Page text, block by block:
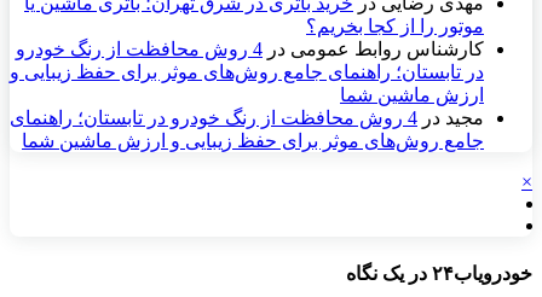
موتور را از کجا بخریم؟
کارشناس روابط عمومی در
4 روش محافظت از رنگ خودرو
در تابستان؛ راهنمای جامع روش‌های موثر برای حفظ زیبایی و
ارزش ماشین شما
مجید در
4 روش محافظت از رنگ خودرو در تابستان؛ راهنمای
جامع روش‌های موثر برای حفظ زیبایی و ارزش ماشین شما
×
خودرویاب۲۴ در یک نگاه